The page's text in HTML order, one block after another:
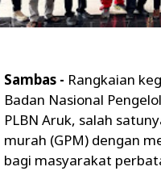
Sambas - Rangkaian
Badan Nasional
PLBN Aruk, salah
murah (GPM) dengan
bagi masyarakat